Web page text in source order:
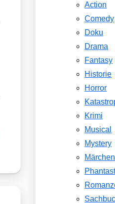
Action
Comedy
Doku
Drama
Fantasy
Historie
Horror
Krimi
Musical
Mystery
Märchen